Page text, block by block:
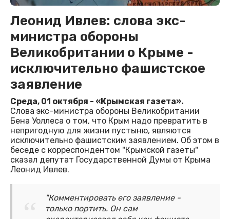
Леонид Ивлев: слова экс-
министра обороны
Великобритании о Крыме -
исключительно фашистское
заявление
Среда, 01 октября - «Крымская газета».
Слова экс-министра обороны Великобритании
Бена Уоллеса о том, что Крым надо превратить в
непригодную для жизни пустыню, являются
исключительно фашистским заявлением. Об этом в
беседе с корреспондентом "Крымской газеты"
сказал депутат Государственной Думы от Крыма
Леонид Ивлев.
"Комментировать его заявление -
только портить. Он сам